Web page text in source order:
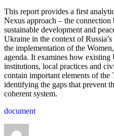
This report provides a first
Nexus approach – the connection
sustainable development and
Ukraine in the context of
the implementation of the
agenda. It examines how
institutions, local practices and
contain important elements of
identifying the gaps that prevent
coherent system.
document